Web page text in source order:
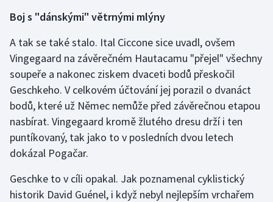
Boj s "dánskými" větrnými mlýny
A tak se také stalo. Ital Ciccone sice uvadl, ovšem
Vingegaard na závěrečném Hautacamu "přejel" všechny
soupeře a nakonec ziskem dvaceti bodů přeskočil
Geschkeho. V celkovém účtování jej porazil o dvanáct
bodů, které už Němec nemůže před závěrečnou etapou
nasbírat. Vingegaard kromě žlutého dresu drží i ten
puntíkovaný, tak jako to v posledních dvou letech
dokázal Pogačar.
Geschke to v cíli opakal. Jak poznamenal cyklistický
historik David Guénel, i když nebyl nejlepším vrchařem